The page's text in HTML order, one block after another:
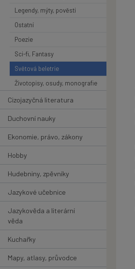
Legendy, mýty, pověsti
Ostatní
Poezie
Sci-fi, Fantasy
Světová beletrie
Životopisy, osudy, monografie
Cizojazyčná literatura
Duchovní nauky
Ekonomie, právo, zákony
Hobby
Hudebniny, zpěvníky
Jazykové učebnice
Jazykověda a literární
věda
Kuchařky
Mapy, atlasy, průvodce